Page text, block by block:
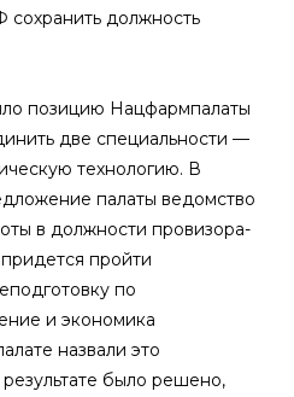
должность
позицию Нацфармпалаты
две специальности —
технологию. В
палаты ведомство
в должности провизора-
пройти
по
и экономика
назвали это
было решено,